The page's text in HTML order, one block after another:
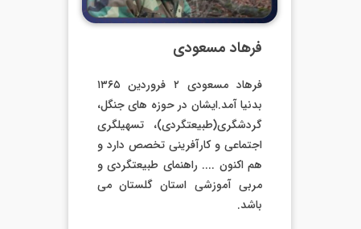
فرهاد مسعودی
فرهاد مسعودی ۲ فروردین ۱۳۶۵
بدنیا آمد.ایشان در حوزه های جنگل،
گردشگری(طبیعتگردی)، تسهیلگری
اجتماعی و کارآفرینی تخصص دارد و
هم اکنون .... راهنمای طبیعتگردی و
مربی آموزشی استان گلستان می
باشد.